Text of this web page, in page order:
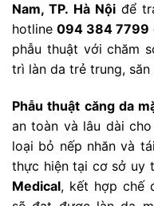
Nam, TP. Hà Nộiđể
hotline094 384 7799
phẫu thuật với chăm
trì làn da trẻ trung,
Phẫu thuật căng da
an toàn và lâu dài
loại bỏ nếp nhăn và
thực hiện tại cơ sở uy
Medical, kết hợp chế